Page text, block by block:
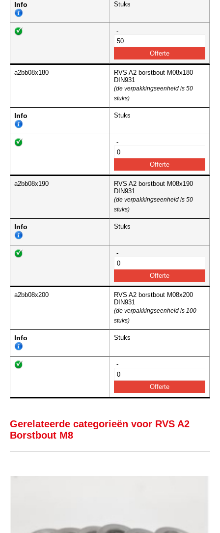
Info Stuks
-
a2bb08x180
RVS A2 borstbout M08x180
DIN931
(de verpakkingseenheid is 50
stuks)
Info Stuks
-
a2bb08x190
RVS A2 borstbout M08x190
DIN931
(de verpakkingseenheid is 50
stuks)
Info Stuks
-
a2bb08x200
RVS A2 borstbout M08x200
DIN931
(de verpakkingseenheid is 100
stuks)
Info Stuks
-
Gerelateerde categorieën voor RVS A2
Borstbout M8